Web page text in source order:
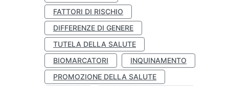
FATTORI DI RISCHIO
DIFFERENZE DI GENERE
TUTELA DELLA SALUTE
BIOMARCATORI
INQUINAMENTO
PROMOZIONE DELLA SALUTE